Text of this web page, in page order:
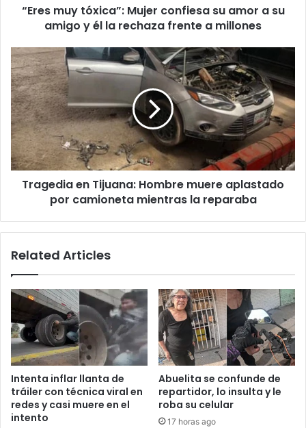
amigo
la
rechaza
frente
a
millones
“Eres muy tóxica”: Mujer confiesa su amor a su
amigo y él la rechaza frente a millones
Tragedia
en
Tijuana:
Hombre
muere
aplastado
por
camioneta
mientras
Tragedia en Tijuana: Hombre muere aplastado
por camioneta mientras la reparaba
Related Articles
Intenta inflar llanta de
tráiler con técnica viral en
redes y casi muere en el
intento
Abuelita se confunde de
repartidor, lo insulta y le
roba su celular
17 horas ago